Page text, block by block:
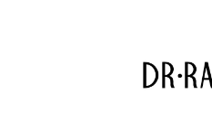
Ingrediente de baza